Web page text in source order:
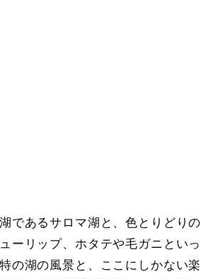
であるサロマ湖と、色とりどりの
ーリップ、ホタテや毛ガニといっ
の湖の風景と、ここにしかない楽